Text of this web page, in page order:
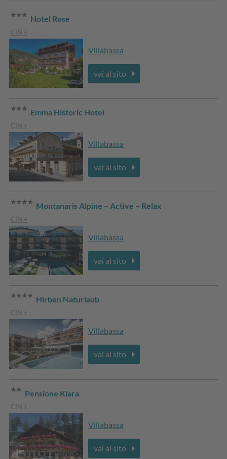
Hotel Rose
CIN +
Villabassa
vai al sito
Emma Historic Hotel
CIN +
Villabassa
vai al sito
Montanaris Alpine ~ Active ~ Relax
CIN +
Villabassa
vai al sito
Hirben Naturlaub
CIN +
Villabassa
vai al sito
Pensione Klara
CIN +
Villabassa
vai al sito